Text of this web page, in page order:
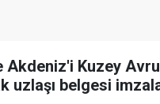
Akdeniz'i Kuzey
uzlaşı belgesi